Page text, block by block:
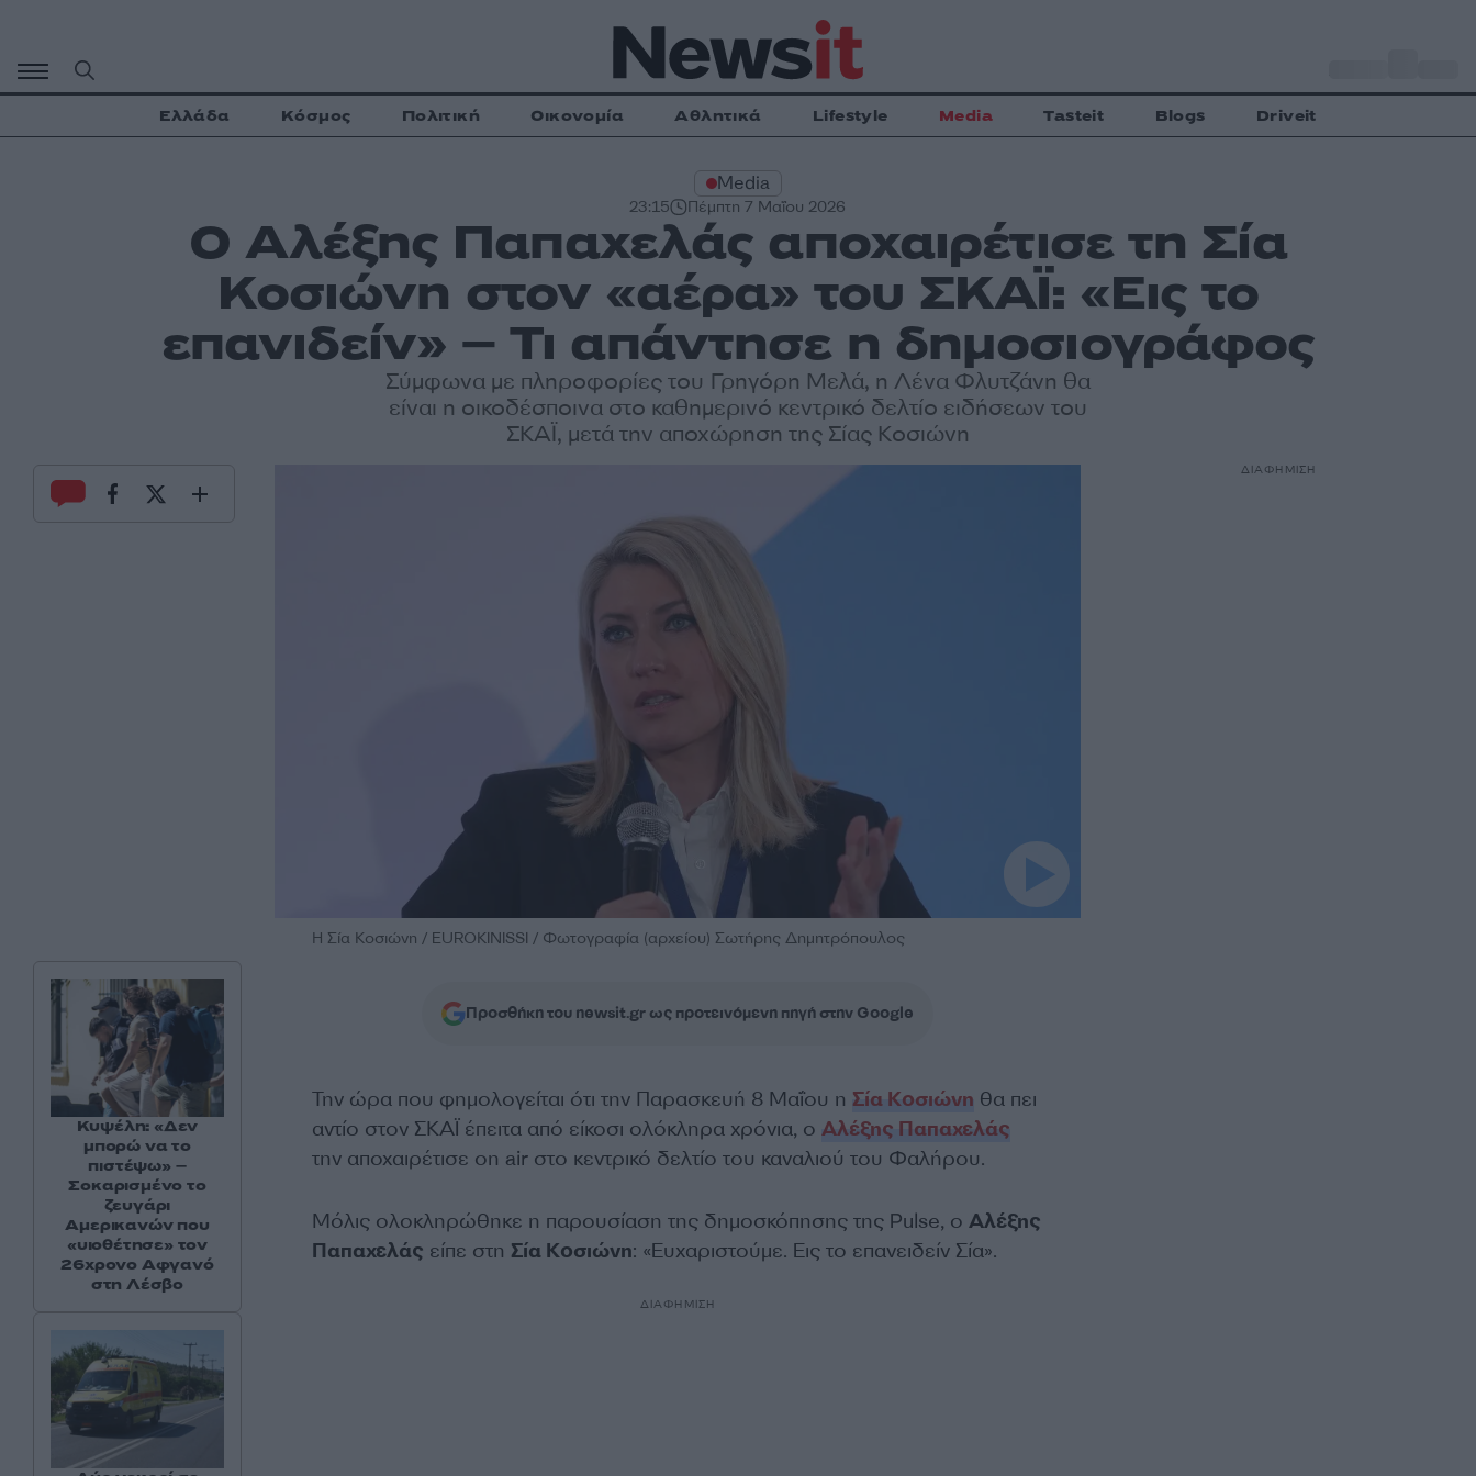
περιεχόμενο
Ελλάδα Κόσμος Πολιτική Οικονομία Αθλητικά Lifestyle Media Tasteit Blogs Driveit
Media
23:15 Πέμπτη 7 Μαΐου 2026
Ο Αλέξης Παπαχελάς αποχαιρέτισε τη Σία
Κοσιώνη στον «αέρα» του ΣΚΑΪ: «Εις το
επανιδείν» – Τι απάντησε η δημοσιογράφος
Σύμφωνα με πληροφορίες του Γρηγόρη Μελά, η Λένα Φλυτζάνη θα
είναι η οικοδέσποινα στο καθημερινό κεντρικό δελτίο ειδήσεων του
ΣΚΑΪ, μετά την αποχώρηση της Σίας Κοσιώνη
Η Σία Κοσιώνη / EUROKINISSI / Φωτογραφία (αρχείου) Σωτήρης Δημητρόπουλος
Προσθήκη του newsit.gr ως προτεινόμενη πηγή στην Google
Την ώρα που φημολογείται ότι την Παρασκευή 8 Μαΐου η Σία Κοσιώνη θα πει
αντίο στον ΣΚΑΪ έπειτα από είκοσι ολόκληρα χρόνια, ο Αλέξης Παπαχελάς
την αποχαιρέτισε on air στο κεντρικό δελτίο του καναλιού του Φαλήρου.
Μόλις ολοκληρώθηκε η παρουσίαση της δημοσκόπησης της Pulse, ο Αλέξης
Παπαχελάς είπε στη Σία Κοσιώνη: «Ευχαριστούμε. Εις το επανειδείν Σία».
ΔΙΑΦΗΜΙΣΗ
Κυψέλη: «Δεν
μπορώ να το
πιστέψω» –
Σοκαρισμένο το
ζευγάρι
Αμερικανών που
«υιοθέτησε» τον
26χρονο Αφγανό
στη Λέσβο
ΔΙΑΦΗΜΙΣΗ